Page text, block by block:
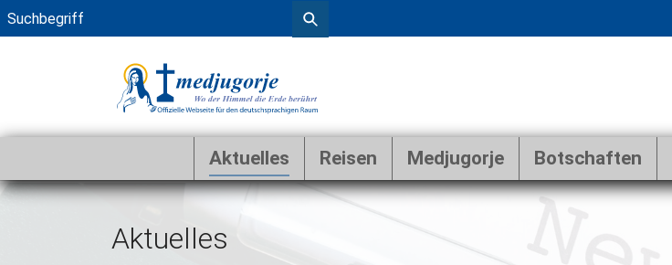
Zum Hauptinhalt springen
Aktuelles (current)
Reisen Medjugorje Botschaften
Aktuelles